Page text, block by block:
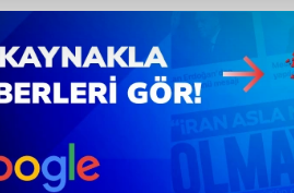
çeşitli kişisel verileriniz
Diğer çerezler, sitemizin
faaliyetlerinin yapılması, amaçlarıyla
aşağıda yer alan panel
Çerez Bilgilendirme Metnimizi